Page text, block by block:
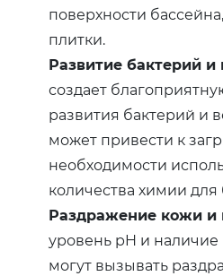
поверхности
плитки.
Развитие бактерий и
создает
развития бактерий и
может привести к
необходимости
количества химии для
Раздражение кожи и
уровень pH и наличие
могут вызывать